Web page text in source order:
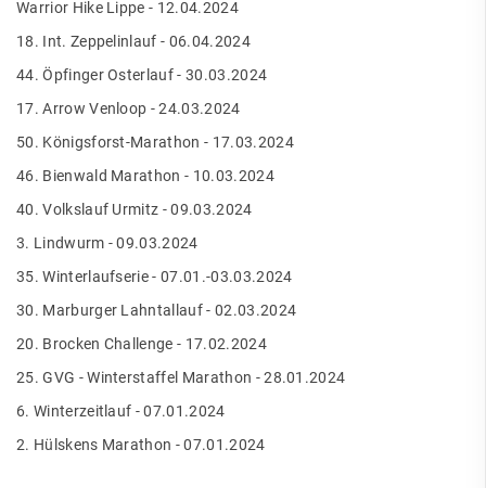
Warrior Hike Lippe - 12.04.2024
18. Int. Zeppelinlauf - 06.04.2024
44. Öpfinger Osterlauf - 30.03.2024
17. Arrow Venloop - 24.03.2024
50. Königsforst-Marathon - 17.03.2024
46. Bienwald Marathon - 10.03.2024
40. Volkslauf Urmitz - 09.03.2024
3. Lindwurm - 09.03.2024
35. Winterlaufserie - 07.01.-03.03.2024
30. Marburger Lahntallauf - 02.03.2024
20. Brocken Challenge - 17.02.2024
25. GVG - Winterstaffel Marathon - 28.01.2024
6. Winterzeitlauf - 07.01.2024
2. Hülskens Marathon - 07.01.2024